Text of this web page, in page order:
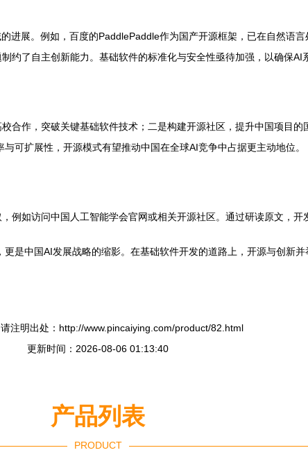
进展。例如，百度的PaddlePaddle作为国产开源框架，已在自然语
了自主创新能力。基础软件的标准化与安全性亟待加强，以确保AI
合作，突破关键基础软件技术；二是构建开源社区，提升中国项目
可扩展性，开源模式有望推动中国在全球AI竞争中占据更主动地位。
例如访问中国人工智能学会官网或相关开源社区。通过研读原文，开
是中国AI发展战略的缩影。在基础软件开发的道路上，开源与创新
注明出处：http://www.pincaiying.com/product/82.html
更新时间：2026-08-06 01:13:40
产品列表
PRODUCT